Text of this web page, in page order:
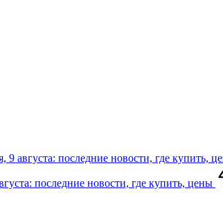
9 августа: последние новости, где купить,
последние новости, где купить, цены